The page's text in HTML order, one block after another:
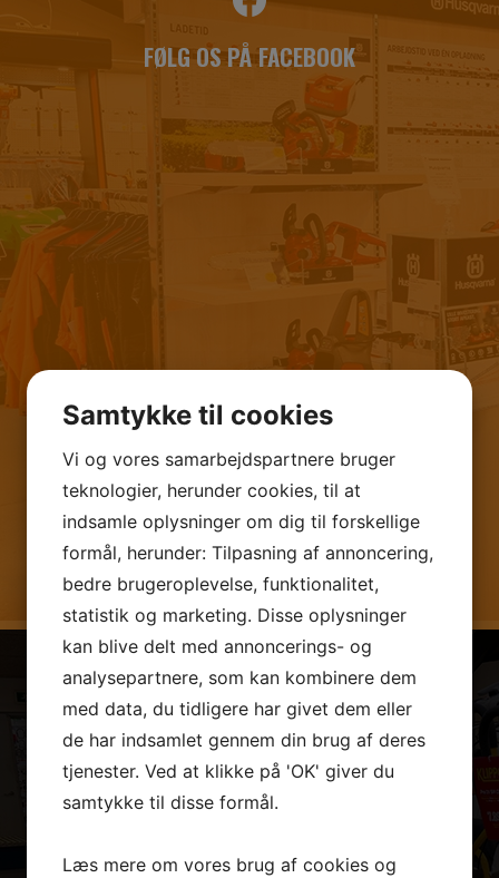
FØLG OS PÅ FACEBOOK
ÅBNINGSTIDER & BESØG OS
park- og skovmaskiner, er du velkommen til at kigge forbi
Samtykke til cookies
Vi og vores samarbejdspartnere bruger
teknologier, herunder cookies, til at
indsamle oplysninger om dig til forskellige
formål, herunder: Tilpasning af annoncering,
bedre brugeroplevelse, funktionalitet,
statistik og marketing. Disse oplysninger
kan blive delt med annoncerings- og
analysepartnere, som kan kombinere dem
med data, du tidligere har givet dem eller
de har indsamlet gennem din brug af deres
tjenester. Ved at klikke på 'OK' giver du
samtykke til disse formål.
Læs mere om vores brug af cookies og